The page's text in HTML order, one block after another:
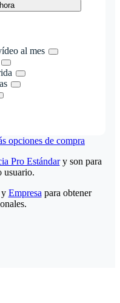
al mes
opciones de compra
Pro Estándary son para
usuario.
Empresa para obtener